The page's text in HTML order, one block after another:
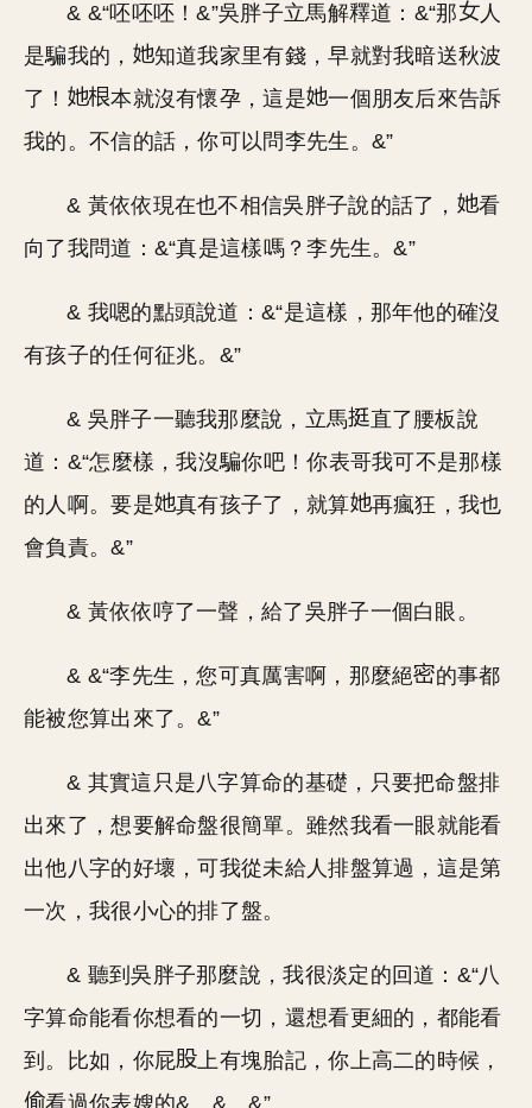
& &“呸呸呸！&”吳胖子立馬解釋道：&“那
人
是騙我的，
知道我家里有錢，早就對我暗送秋波
了！
本就沒有懷孕，這是
一個朋友后來告訴
我的。不信的話，你可以問李先生。&”
& 黃依依現在也不相信吳胖子說的話了，
看
向了我問道：&“真是這樣嗎？李先生。&”
& 我嗯的點頭說道：&“是這樣，那年他的確沒
有孩子的任何征兆。&”
& 吳胖子一聽我那麼說，立馬
直了腰板說
道：&“怎麼樣，我沒騙你吧！你表哥我可不是那樣
的人啊。要是
真有孩子了，就算
再瘋狂，我也
會負責。&”
& 黃依依哼了一聲，給了吳胖子一個白眼。
& &“李先生，您可真厲害啊，那麼絕
的事都
能被您算出來了。&”
& 其實這只是八字算命的基礎，只要把命盤排
出來了，想要解命盤很簡單。雖然我看一眼就能看
出他八字的好壞，可我從未給人排盤算過，這是第
一次，我很小心的排了盤。
& 聽到吳胖子那麼說，我很淡定的回道：&“八
字算命能看你想看的一切，還想看更細的，都能看
到。比如，你屁
上有塊胎記，你上高二的時候，
看過你表嫂的&…&…&”